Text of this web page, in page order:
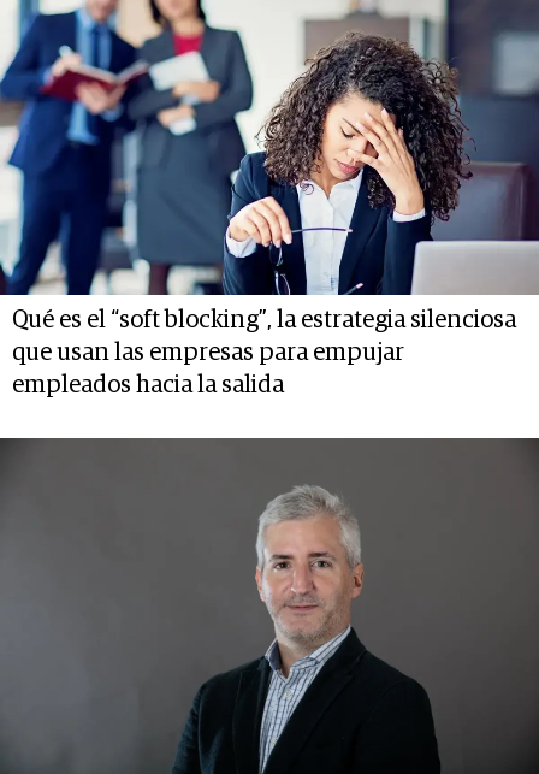
Qué es el “soft blocking”, la estrategia silenciosa
que usan las empresas para empujar
empleados hacia la salida